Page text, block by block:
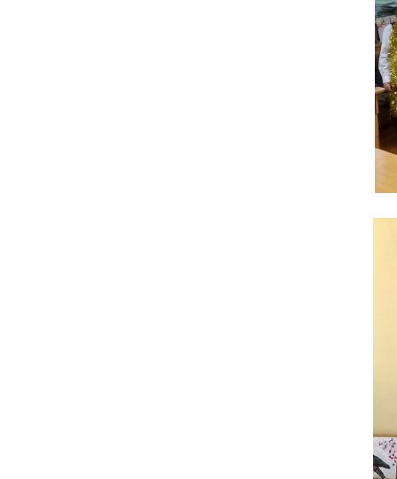
https://forms.yandex.ru/u/
https://forms.yandex.ru/u/
https://forms.yandex.ru/u/